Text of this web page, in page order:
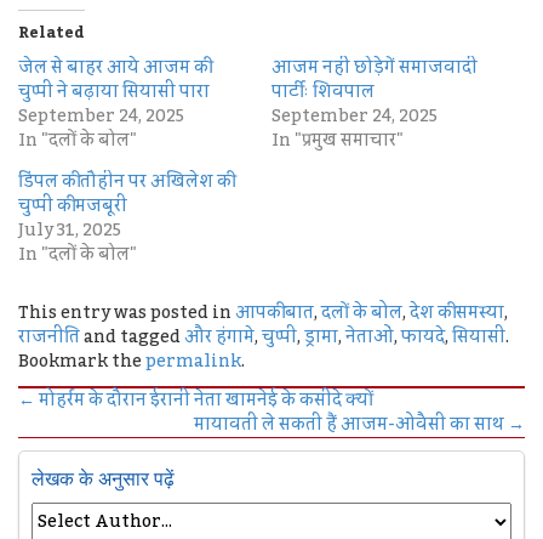
Related
जेल से बाहर आये आजम की
चुप्पी ने बढ़ाया सियासी पारा
September 24, 2025
In "दलों के बोल"
आजम नहीं छोड़ेगें समाजवादी
पार्टीः शिवपाल
September 24, 2025
In "प्रमुख समाचार"
डिंपल की तौहीन पर अखिलेश की
चुप्पी की मजबूरी
July 31, 2025
In "दलों के बोल"
This entry was posted inआपकी बात,दलों के बोल,देश की समस्या,
राजनीतिand taggedऔर हंगामे,चुप्पी,ड्रामा,नेताओं,फायदे,सियासी.
Bookmark thepermalink.
←मोहर्रम के दौरान ईरानी नेता खामनेई के कसीदे क्यों
मायावती ले सकती हैं आजम-ओवैसी का साथ→
लेखक के अनुसार पढ़ें